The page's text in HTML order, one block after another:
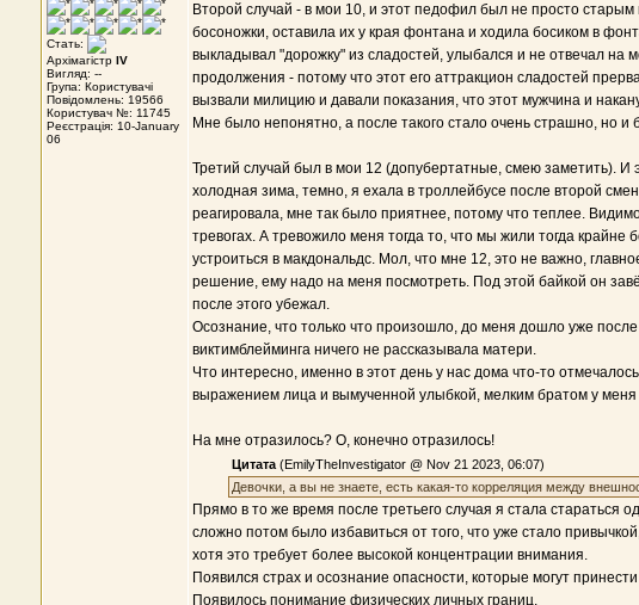
Стать:
Архімагістр IV
Вигляд: --
Група: Користувачі
Повідомлень: 19566
Користувач №: 11745
Реєстрація: 10-January
06
Второй случай - в мои 10, и этот педофил был не просто
босоножки, оставила их у края фонтана и ходила босиком в
выкладывал "дорожку" из сладостей, улыбался и не отвечал на
продолжения - потому что этот его аттракцион сладостей
вызвали милицию и давали показания, что этот мужчина и
Мне было непонятно, а после такого стало очень страшно, но
Третий случай был в мои 12 (допубертатные, смею заметить).
холодная зима, темно, я ехала в троллейбусе после второй
реагировала, мне так было приятнее, потому что теплее.
тревогах. А тревожило меня тогда то, что мы жили тогда
устроиться в макдональдс. Мол, что мне 12, это не важно,
решение, ему надо на меня посмотреть. Под этой байкой он
после этого убежал.
Осознание, что только что произошло, до меня дошло уже
виктимблейминга ничего не рассказывала матери.
Что интересно, именно в этот день у нас дома что-то
выражением лица и вымученной улыбкой, мелким братом у
На мне отразилось? О, конечно отразилось!
Цитата(EmilyTheInvestigator @ Nov 21 2023, 06:07)
Девочки, а вы не знаете, есть какая-то корреляция между
Прямо в то же время после третьего случая я стала стараться
сложно потом было избавиться от того, что уже стало
хотя это требует более высокой концентрации внимания.
Появился страх и осознание опасности, которые могут
Появилось понимание физических личных границ.